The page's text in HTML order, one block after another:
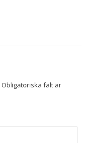
Obligatoriska fält är